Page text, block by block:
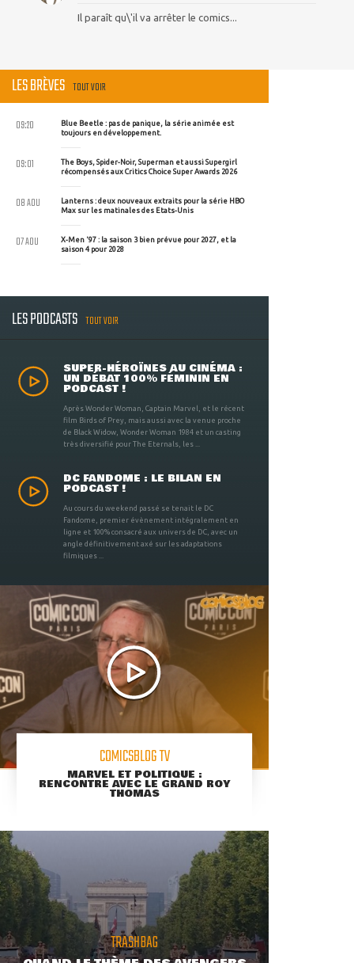
Il paraît qu\'il va arrêter le comics...
LES BRÈVES TOUT VOIR
Blue Beetle : pas de panique, la série animée est
toujours en développement.
09:20
The Boys, Spider-Noir, Superman et aussi Supergirl
récompensés aux Critics Choice Super Awards 2026
09:01
Lanterns : deux nouveaux extraits pour la série HBO
Max sur les matinales des Etats-Unis
08 AOU
X-Men '97 : la saison 3 bien prévue pour 2027, et la
saison 4 pour 2028
07 AOU
LES PODCASTS TOUT VOIR
SUPER-HÉROÏNES AU CINÉMA :
UN DÉBAT 100% FÉMININ EN
PODCAST !
Après Wonder Woman, Captain Marvel, et le récent
film Birds of Prey, mais aussi avec la venue proche
de Black Widow, Wonder Woman 1984 et un casting
très diversifié pour The Eternals, les ...
DC FANDOME : LE BILAN EN
PODCAST !
Au cours du weekend passé se tenait le DC
Fandome, premier évènement intégralement en
ligne et 100% consacré aux univers de DC, avec un
angle définitivement axé sur les adaptations
filmiques ...
COMICSBLOG TV
MARVEL ET POLITIQUE :
RENCONTRE AVEC LE GRAND ROY
THOMAS
TRASHBAG